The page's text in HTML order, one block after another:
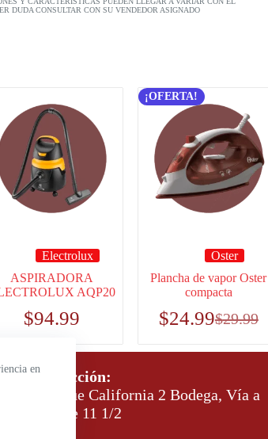
en
DUDA CONSULTAR CON SU VENDEDOR ASIGNADO
Electrolux
ASPIRADORA
AQP20
$94.99
¡OFERTA!
Oster
Plancha de vapor Oster
compacta
$29.99
$24.99
Dirección:
Parque California 2 Bodega, Vía a
Daule 11 1/2